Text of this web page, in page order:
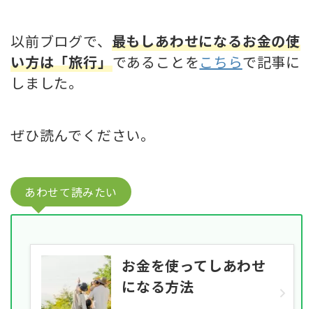
以前ブログで、 最もしあわせになるお金の使
い方は「旅行」であることをこちらで記事に
しました。
ぜひ読んでください。
あわせて読みたい
お金を使ってしあわせ
になる方法